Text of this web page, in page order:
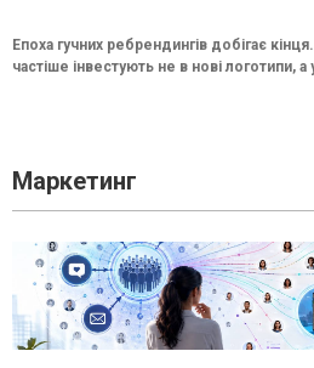
Епоха гучних ребрендингів добігає
частіше інвестують не в нові логотипи, а
Маркетинг